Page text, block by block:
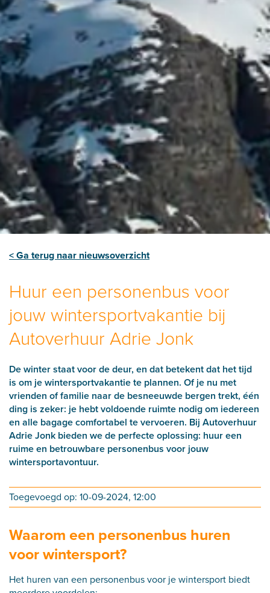
< Ga terug naar nieuwsoverzicht
Huur een personenbus voor
jouw wintersportvakantie bij
Autoverhuur Adrie Jonk
De winter staat voor de deur, en dat betekent dat het tijd
is om je wintersportvakantie te plannen. Of je nu met
vrienden of familie naar de besneeuwde bergen trekt, één
ding is zeker: je hebt voldoende ruimte nodig om iedereen
en alle bagage comfortabel te vervoeren. Bij Autoverhuur
Adrie Jonk bieden we de perfecte oplossing: huur een
ruime en betrouwbare personenbus voor jouw
wintersportavontuur.
Toegevoegd op: 10-09-2024, 12:00
Waarom een personenbus huren
voor wintersport?
Het huren van een personenbus voor je wintersport biedt